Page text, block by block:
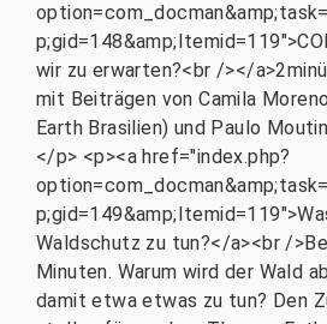
wir zu erwarten?<br /></
mit Beiträgen von Camila
Earth Brasilien) und Paulo
</p> <p><a href="index.php?
Waldschutz zu tun?</a><br /
Minuten. Warum wird der Wald
damit etwa etwas zu tun? Den